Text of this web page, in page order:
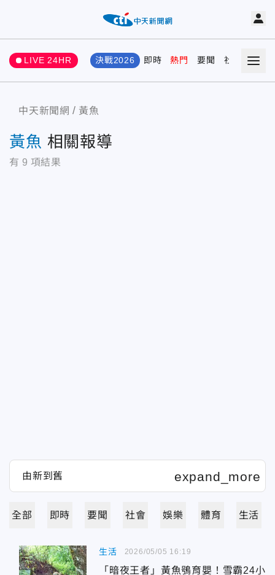
LIVE 24HR 決戰2026 即時 熱門 要聞 社會 娛樂
中天新聞網 黃魚
黃魚 相關報導
有 9 項結果
全部 即時 要聞 社會 娛樂 體育 生活
生活
「暗夜王者」黃魚鴞育嬰！雪霸24小
2026/05/05 16:19